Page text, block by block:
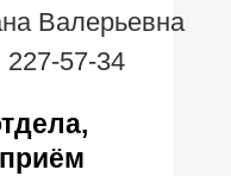
Валерьевна
227-57-34